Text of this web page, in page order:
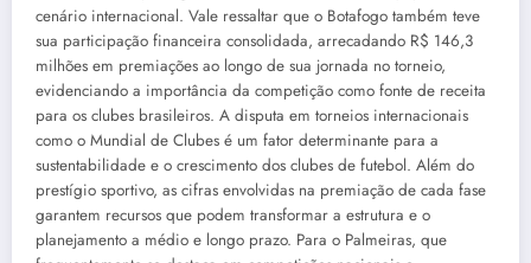
cenário internacional. Vale ressaltar que o Botafogo também teve
sua participação financeira consolidada, arrecadando R$ 146,3
milhões em premiações ao longo de sua jornada no torneio,
evidenciando a importância da competição como fonte de receita
para os clubes brasileiros. A disputa em torneios internacionais
como o Mundial de Clubes é um fator determinante para a
sustentabilidade e o crescimento dos clubes de futebol. Além do
prestígio sportivo, as cifras envolvidas na premiação de cada fase
garantem recursos que podem transformar a estrutura e o
planejamento a médio e longo prazo. Para o Palmeiras, que